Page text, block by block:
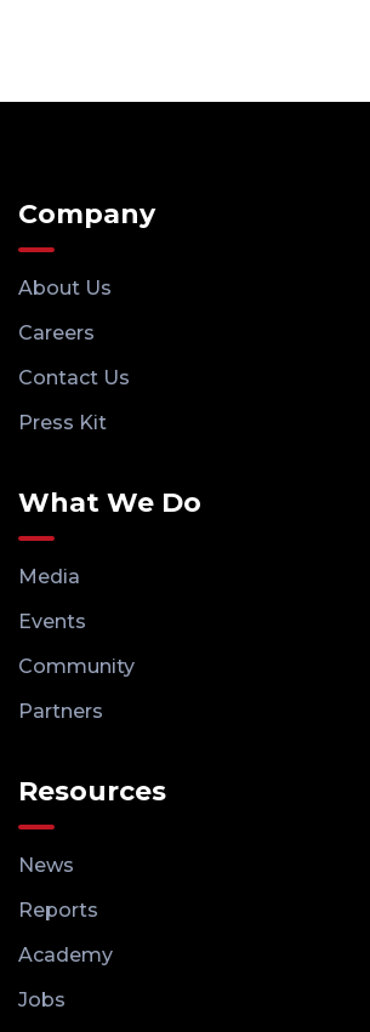
Company
About Us
Careers
Contact Us
Press Kit
What We Do
Media
Events
Community
Partners
Resources
News
Reports
Academy
Jobs